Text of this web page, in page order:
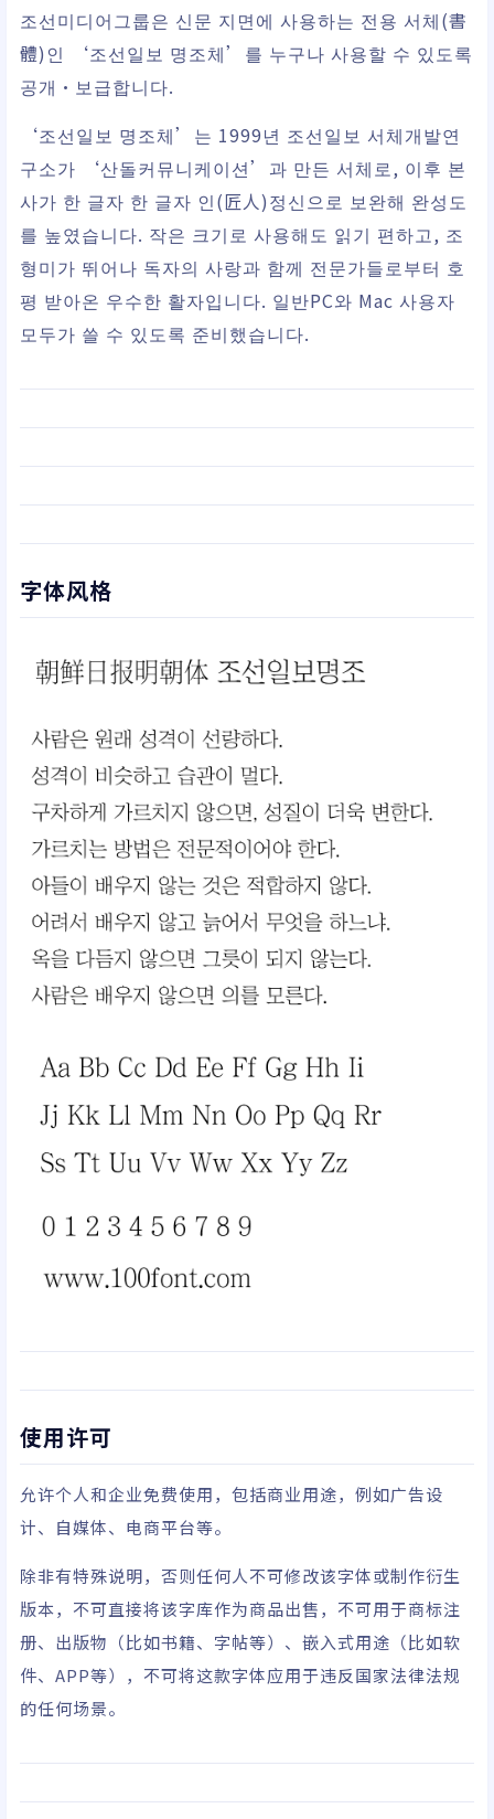
조선미디어그룹은 신문 지면에 사용하는 전용 서체(書
體)인 ‘조선일보 명조체’를 누구나 사용할 수 있도록
공개·보급합니다.
‘조선일보 명조체’는 1999년 조선일보 서체개발연
구소가 ‘산돌커뮤니케이션’과 만든 서체로, 이후 본
사가 한 글자 한 글자 인(匠人)정신으로 보완해 완성도
를 높였습니다. 작은 크기로 사용해도 읽기 편하고, 조
형미가 뛰어나 독자의 사랑과 함께 전문가들로부터 호
평 받아온 우수한 활자입니다. 일반PC와 Mac 사용자
모두가 쓸 수 있도록 준비했습니다.
字体风格
使用许可
允许个人和企业免费使用，包括商业用途，例如广告设
计、自媒体、电商平台等。
除非有特殊说明，否则任何人不可修改该字体或制作衍生
版本，不可直接将该字库作为商品出售，不可用于商标注
册、出版物（比如书籍、字帖等）、嵌入式用途（比如软
件、APP等），不可将这款字体应用于违反国家法律法规
的任何场景。